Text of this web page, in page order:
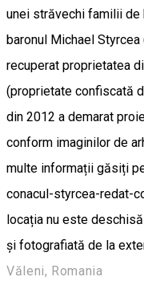
unei străvechi familii de
baronul Michael
recuperat proprietatea
(proprietate confiscată
din 2012 a demarat
conform imaginilor de
multe informații găsiți
conacul-styrcea-redat-
locația nu este
și fotografiată de la
Văleni, Romania